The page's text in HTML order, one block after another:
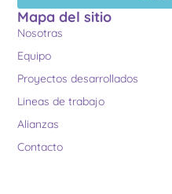
Mapa del sitio
Nosotras
Equipo
Proyectos desarrollados
Lineas de trabajo
Alianzas
Contacto